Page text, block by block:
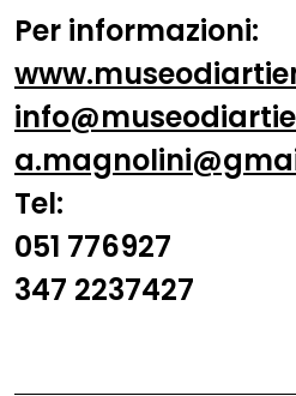
Per informazioni:
Tel:
051 776927
347 2237427